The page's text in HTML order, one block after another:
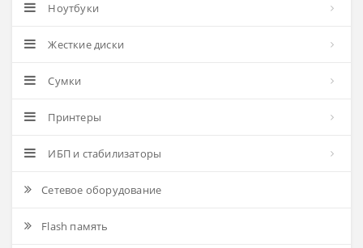
Ноутбуки
Жесткие диски
Сумки
Принтеры
ИБП и стабилизаторы
Сетевое оборудование
Flash память